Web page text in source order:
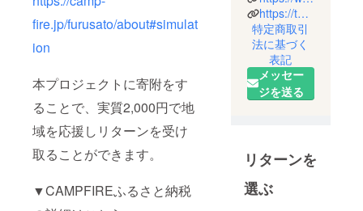
fire.jp/furusato/about#simulat
ion
本プロジェクトに寄附をす
ることで、実質2,000円で地
域を応援しリターンを受け
取ることができます。
▼CAMPFIREふるさと納税
うスポーツ
を通して山
でのマナー
向上、競技
の振興、地
域の活性化
ナーといっ
を企画・誘
https://toyama-trc.jimdosite.com/
特定商取引
法に基づく
表記
メッセー
ジを送る
リターンを
選ぶ